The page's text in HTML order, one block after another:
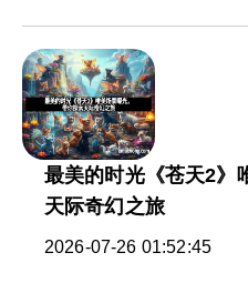
最美的时光《苍天2》
天际奇幻之旅
2026-07-26 01:52:45